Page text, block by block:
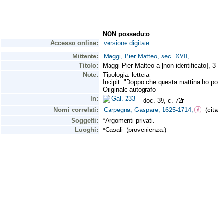
NON posseduto
Accesso online:
versione digitale
Mittente:
Maggi, Pier Matteo, sec. XVII,
Titolo:
Maggi Pier Matteo a [non identificato], 3
Note:
Tipologia: lettera
Incipit: "Doppo che questa mattina ho
Originale autografo
In:
Gal. 233
doc. 39, c. 72r
Nomi correlati:
Carpegna, Gaspare, 1625-1714,
Soggetti:
*Argomenti privati.
Luoghi:
*Casali (provenienza.)